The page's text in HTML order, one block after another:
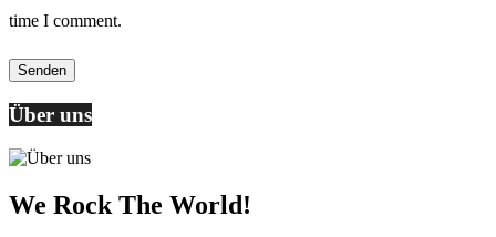
time I comment.
Über uns
We Rock The World!